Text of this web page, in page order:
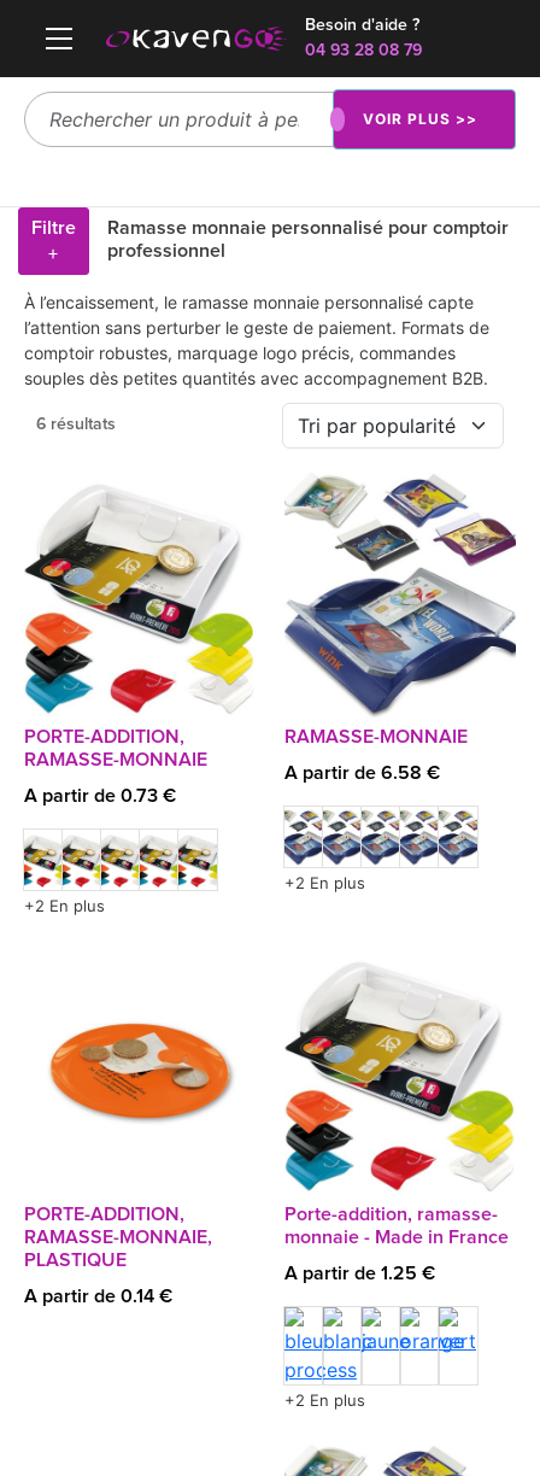
Besoin d'aide ?
04 93 28 08 79
VOIR PLUS >>
Filtre
+
Ramasse monnaie personnalisé pour comptoir
professionnel
À l’encaissement, le ramasse monnaie personnalisé capte
l’attention sans perturber le geste de paiement. Formats de
comptoir robustes, marquage logo précis, commandes
souples dès petites quantités avec accompagnement B2B.
6 résultats
PORTE-ADDITION,
RAMASSE-MONNAIE
A partir de 0.73 €
+2 En plus
RAMASSE-MONNAIE
A partir de 6.58 €
+2 En plus
PORTE-ADDITION,
RAMASSE-MONNAIE,
PLASTIQUE
A partir de 0.14 €
Porte-addition, ramasse-
monnaie - Made in France
A partir de 1.25 €
+2 En plus